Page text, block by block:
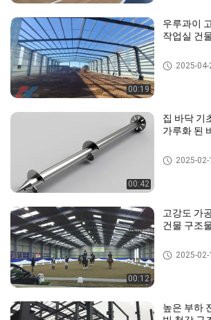
00:19
우루과이
작업실 건
철강 구조 작
2025-04-
00:42
집 바닥 기
가루화 된
헬리컬 어워
2025-02-
00:12
고강도 가
건물 구조
농업용 철강
2025-02-
높은 부하